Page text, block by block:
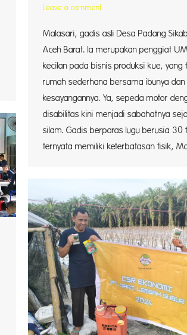
Leave a comment
Malasari, gadis asli Desa Padang
Aceh Barat. Ia merupakan penggiat
kecilan pada bisnis produksi kue, yang
rumah sederhana bersama ibunya
kesayangannya. Ya, sepeda motor
disabilitas kini menjadi sabahatnya
silam. Gadis berparas lugu berusia 30
ternyata memiliki keterbatasan fisik,